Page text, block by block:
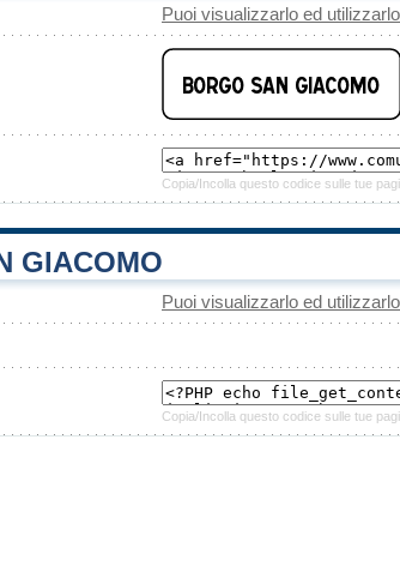
Puoi visualizzarlo ed
Copia/Incolla questo codice sulle tue
GIACOMO
Puoi visualizzarlo ed
Copia/Incolla questo codice sulle tue